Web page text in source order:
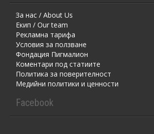
За нас / About Us
Екип / Our team
Рекламна тарифа
Условия за ползване
Фондация Пигмалион
Kоментaри под статиите
Политика за поверителност
Медийни политики и ценности
Facebook